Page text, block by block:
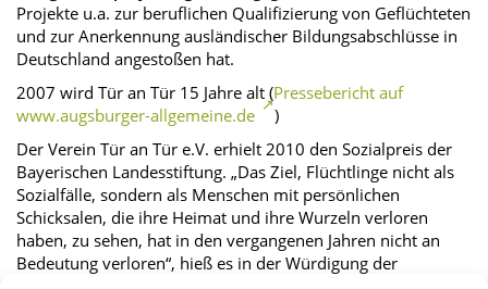
Projekte u.a. zur beruflichen Qualifizierung von Geflüchteten
und zur Anerkennung ausländischer Bildungsabschlüsse in
Deutschland angestoßen hat.
2007 wird Tür an Tür 15 Jahre alt (Pressebericht auf
www.augsburger-allgemeine.de
)
Der Verein Tür an Tür e.V. erhielt 2010 den Sozialpreis der
Bayerischen Landesstiftung. „Das Ziel, Flüchtlinge nicht als
Sozialfälle, sondern als Menschen mit persönlichen
Schicksalen, die ihre Heimat und ihre Wurzeln verloren
haben, zu sehen, hat in den vergangenen Jahren nicht an
Bedeutung verloren“, hieß es in der Würdigung der